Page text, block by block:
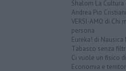
Shalom La
Andrea Pio Cristiani
VERSI-AMO di Chi
persona
Eureka! di Nausica
Tabasco senza
Ci vuole un fisico
Economia e